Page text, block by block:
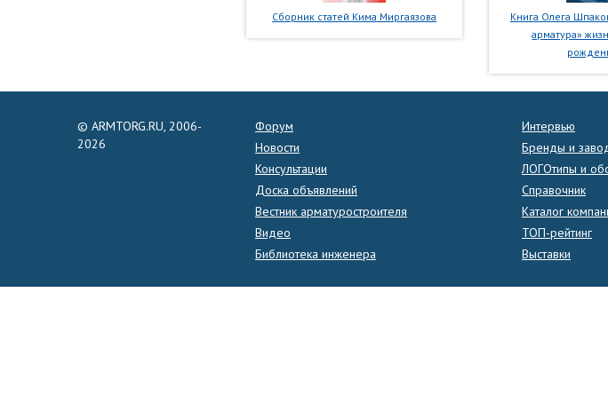
Сборник статей Кима Миргаязова
Книга Олега
арматура»
© ARMTORG.RU, 2006-
2026
Форум
Новости
Консультации
Доска объявлений
Вестник арматуростроителя
Видео
Библиотека инженера
Интервью
Бренды и
ЛОГОтипы и
Справочник
Каталог
ТОП-рейтинг
Выставки